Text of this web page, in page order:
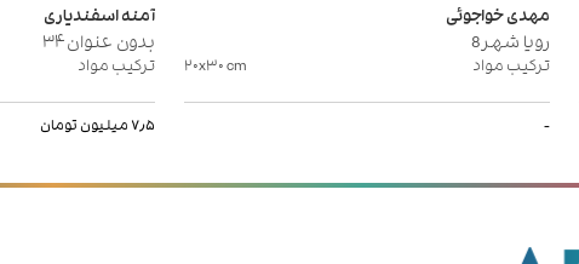
مهدی خواجوئی
رویا شهر8
ترکیب مواد ۲۰x۳۰cm
-
آمنه اسفندیاری
بدون عنوان۳۴
ترکیب مواد
۷٫۵ میلیون تومان